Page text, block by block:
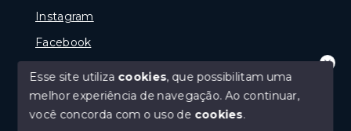
Instagram
Facebook
Olá! que bom te ver por aqui!
precisando de ajuda ou buscando outro
tipo de imóvel, fale conosco!
Esse site utiliza cookies, que possibilitam uma
melhor experiência de navegação.Ao continuar,
você concorda com o uso de cookies.